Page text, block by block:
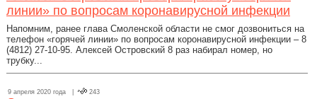
линии» по вопросам коронавирусной инфекции
Напомним, ранее глава Смоленской области не смог дозвониться на
телефон «горячей линии» по вопросам коронавирусной инфекции – 8
(4812) 27-10-95. Алексей Островский 8 раз набирал номер, но
трубку...
9 апреля 2020 года | 243